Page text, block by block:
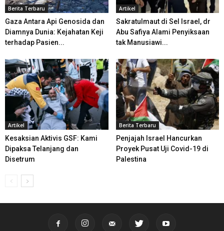
Berita Terbaru
Gaza Antara Api Genosida dan
Diamnya Dunia: Kejahatan Keji
terhadap Pasien...
Artikel
Sakratulmaut di Sel Israel, dr
Abu Safiya Alami Penyiksaan
tak Manusiawi...
Artikel
Kesaksian Aktivis GSF: Kami
Dipaksa Telanjang dan
Disetrum
Berita Terbaru
Penjajah Israel Hancurkan
Proyek Pusat Uji Covid-19 di
Palestina